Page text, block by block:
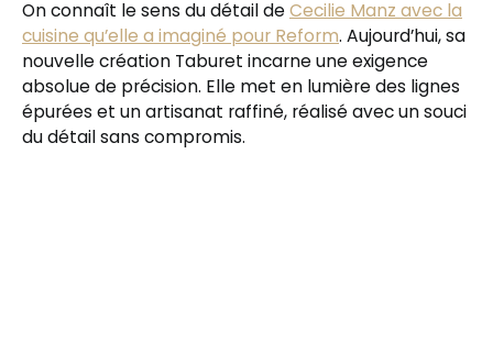
On connaît le sens du détail deCecilie Manz avec la
cuisine qu’elle a imaginé pour Reform. Aujourd’hui, sa
nouvelle création Taburet incarne une exigence
absolue de précision. Elle met en lumière des lignes
épurées et un artisanat raffiné, réalisé avec un souci
du détail sans compromis.